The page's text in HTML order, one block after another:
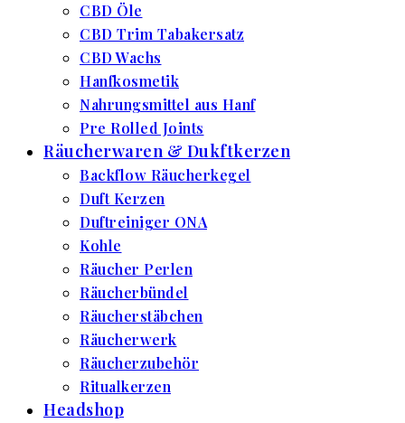
CBD Öle
CBD Trim Tabakersatz
CBD Wachs
Hanfkosmetik
Nahrungsmittel aus Hanf
Pre Rolled Joints
Räucherwaren & Dukftkerzen
Backflow Räucherkegel
Duft Kerzen
Duftreiniger ONA
Kohle
Räucher Perlen
Räucherbündel
Räucherstäbchen
Räucherwerk
Räucherzubehör
Ritualkerzen
Headshop